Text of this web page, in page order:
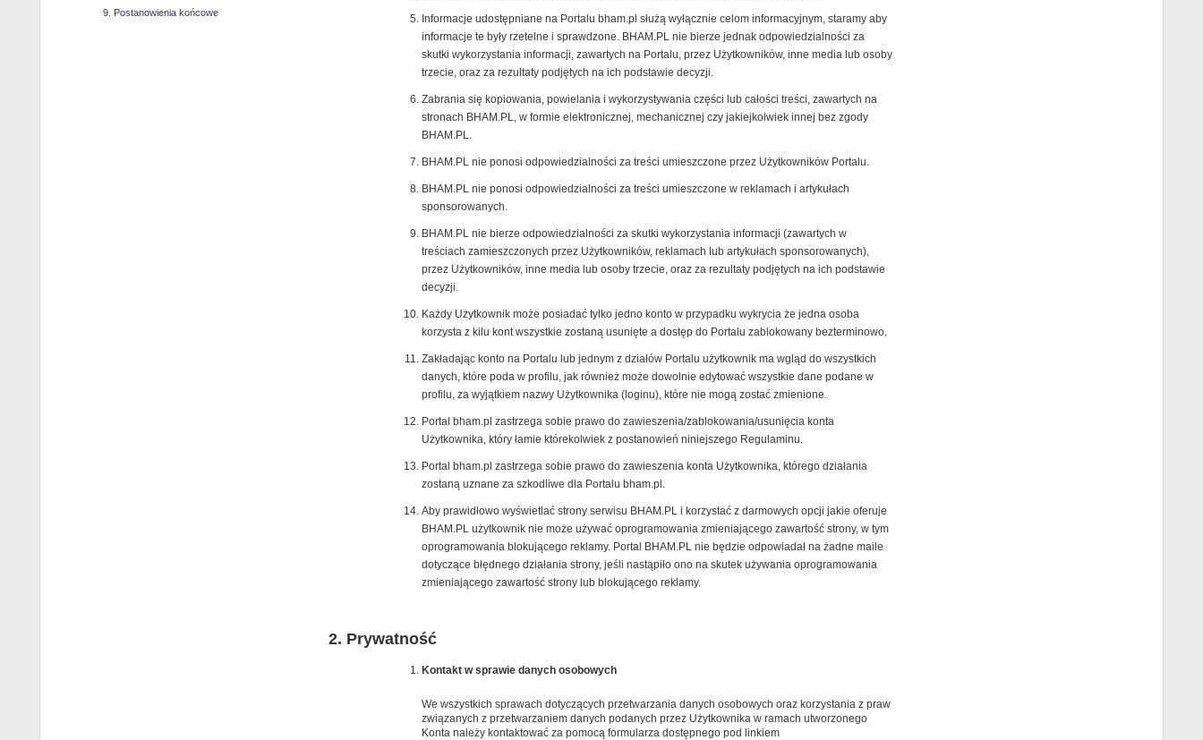
Postanowienia końcowe
Informacje udostępniane na Portalu bham.pl służą wyłącznie celom informacyjnym, staramy aby
informacje te były rzetelne i sprawdzone. BHAM.PL nie bierze jednak odpowiedzialności za
skutki wykorzystania informacji, zawartych na Portalu, przez Użytkowników, inne media lub osoby
trzecie, oraz za rezultaty podjętych na ich podstawie decyzji.
Zabrania się kopiowania, powielania i wykorzystywania części lub całości treści, zawartych na
stronach BHAM.PL, w formie elektronicznej, mechanicznej czy jakiejkolwiek innej bez zgody
BHAM.PL.
BHAM.PL nie ponosi odpowiedzialności za treści umieszczone przez Użytkowników Portalu.
BHAM.PL nie ponosi odpowiedzialności za treści umieszczone w reklamach i artykułach
sponsorowanych.
BHAM.PL nie bierze odpowiedzialności za skutki wykorzystania informacji (zawartych w
treściach zamieszczonych przez Użytkowników, reklamach lub artykułach sponsorowanych),
przez Użytkowników, inne media lub osoby trzecie, oraz za rezultaty podjętych na ich podstawie
decyzji.
Każdy Użytkownik może posiadać tylko jedno konto w przypadku wykrycia że jedna osoba
korzysta z kilu kont wszystkie zostaną usunięte a dostęp do Portalu zablokowany bezterminowo.
Zakładając konto na Portalu lub jednym z działów Portalu użytkownik ma wgląd do wszystkich
danych, które poda w profilu, jak również może dowolnie edytować wszystkie dane podane w
profilu, za wyjątkiem nazwy Użytkownika (loginu), które nie mogą zostać zmienione.
Portal bham.pl zastrzega sobie prawo do zawieszenia/zablokowania/usunięcia konta
Użytkownika, który łamie którekolwiek z postanowień niniejszego Regulaminu.
Portal bham.pl zastrzega sobie prawo do zawieszenia konta Użytkownika, którego działania
zostaną uznane za szkodliwe dla Portalu bham.pl.
Aby prawidłowo wyświetlać strony serwisu BHAM.PL i korzystać z darmowych opcji jakie oferuje
BHAM.PL użytkownik nie może używać oprogramowania zmieniającego zawartość strony, w tym
oprogramowania blokującego reklamy. Portal BHAM.PL nie będzie odpowiadał na żadne maile
dotyczące błędnego działania strony, jeśli nastąpiło ono na skutek używania oprogramowania
zmieniającego zawartość strony lub blokującego reklamy.
Prywatność
Kontakt w sprawie danych osobowych
We wszystkich sprawach dotyczących przetwarzania danych osobowych oraz korzystania z praw
związanych z przetwarzaniem danych podanych przez Użytkownika w ramach utworzonego
Konta należy kontaktować za pomocą formularza dostępnego pod linkiem